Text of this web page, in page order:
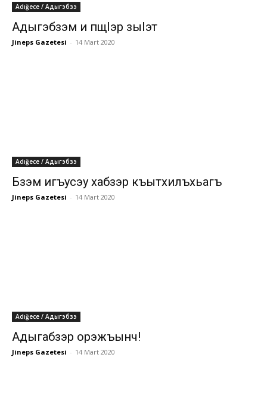
Adığece / Адыгэбзэ
Адыгэбзэм и пщIэр зыIэт
Jineps Gazetesi - 14 Mart 2020
Adığece / Адыгэбзэ
Бзэм игъусэу хабзэр къытхилъхьагъ
Jineps Gazetesi - 14 Mart 2020
Adığece / Адыгэбзэ
Адыгабзэр орэжъынч!
Jineps Gazetesi - 14 Mart 2020